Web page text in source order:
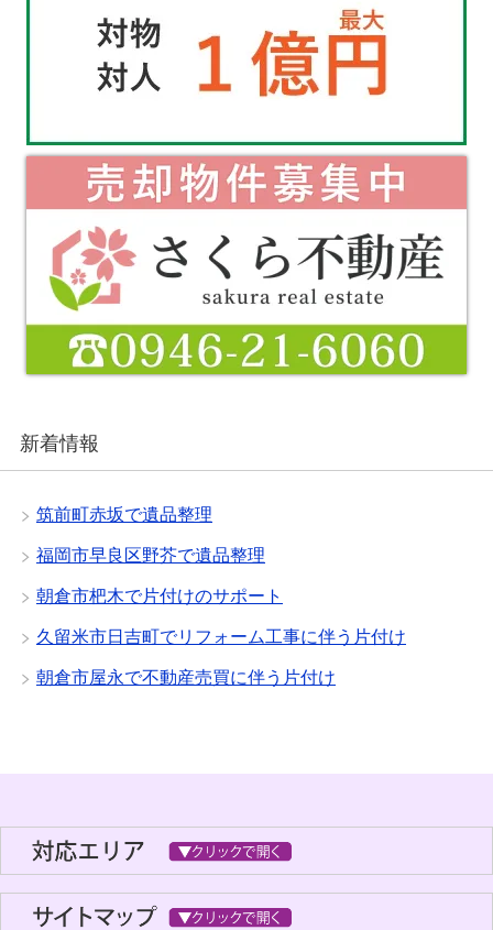
新着情報
筑前町赤坂で遺品整理
福岡市早良区野芥で遺品整理
朝倉市杷木で片付けのサポート
久留米市日吉町でリフォーム工事に伴う片付け
朝倉市屋永で不動産売買に伴う片付け